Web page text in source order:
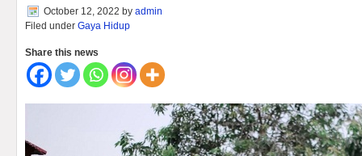
October 12, 2022 by admin
Filed under Gaya Hidup
Share this news